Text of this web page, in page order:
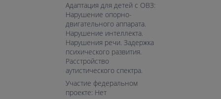
Адаптация для детей с ОВЗ:
Нарушение опорно-
двигательного аппарата.
Нарушение интеллекта.
Нарушения речи. Задержка
психического развития.
Расстройство
аутистического спектра.
Участие федеральном
проекте: Нет